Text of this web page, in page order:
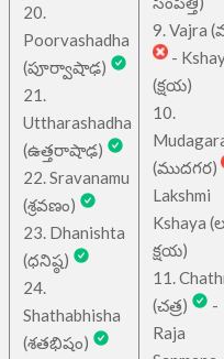
20.
Poorvashadha
(పూర్వాషాఢ)
21.
Uttharashadha
(ఉత్తరాషాఢ)
22. Sravanamu
(శ్రవణం)
23. Dhanishta
(ధనిష్ఠ)
24.
Shathabhisha
(శతభిషం)
9. Vajra
-
(క్షయ)
10.
(ముదగర)
Lakshmi
Kshaya
క్షయ)
11.
(చత్ర)
-
Raja